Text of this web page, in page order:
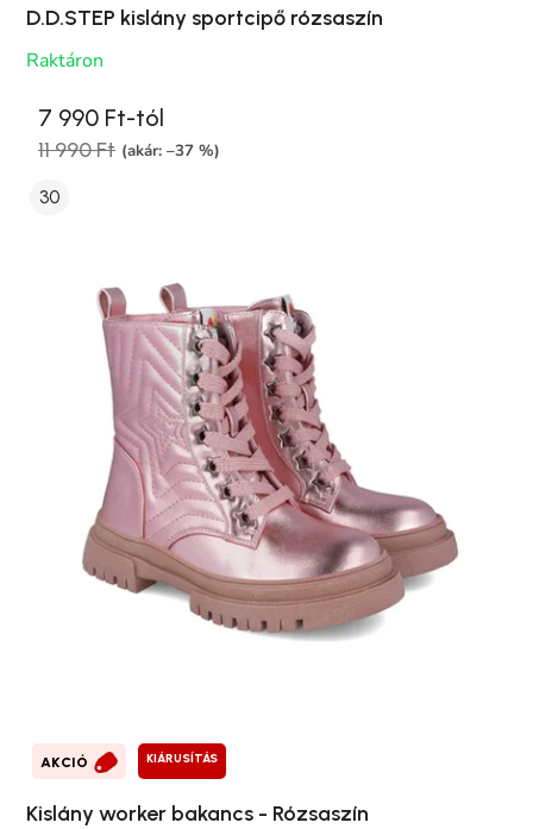
D.D.STEP kislány sportcipő rózsaszín
Raktáron
7 990 Ft-tól
11 990 Ft (akár: –37 %)
30
AKCIÓ KIÁRUSÍTÁS
Kislány worker bakancs - Rózsaszín